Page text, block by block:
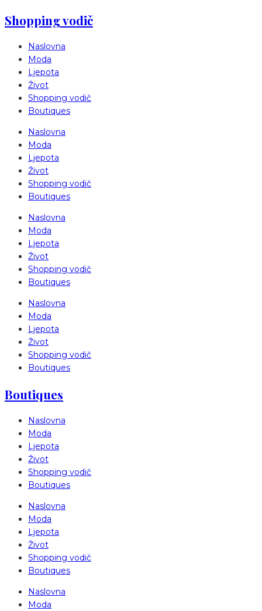
Shopping vodič
Naslovna
Moda
Ljepota
Život
Shopping vodič
Boutiques
Naslovna
Moda
Ljepota
Život
Shopping vodič
Boutiques
Naslovna
Moda
Ljepota
Život
Shopping vodič
Boutiques
Naslovna
Moda
Ljepota
Život
Shopping vodič
Boutiques
Boutiques
Naslovna
Moda
Ljepota
Život
Shopping vodič
Boutiques
Naslovna
Moda
Ljepota
Život
Shopping vodič
Boutiques
Naslovna
Moda